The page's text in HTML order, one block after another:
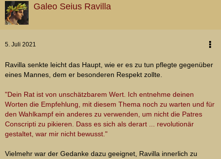
Galeo Seius Ravilla
5. Juli 2021
Ravilla senkte leicht das Haupt, wie er es zu tun pflegte gegenüber
eines Mannes, dem er besonderen Respekt zollte.
"Dein Rat ist von unschätzbarem Wert. Ich entnehme deinen
Worten die Empfehlung, mit diesem Thema noch zu warten und für
den Wahlkampf ein anderes zu verwenden, um nicht die Patres
Conscripti zu pikieren. Dass es sich als derart ... revolutionär
gestaltet, war mir nicht bewusst."
Vielmehr war der Gedanke dazu geeignet, Ravilla innerlich zu